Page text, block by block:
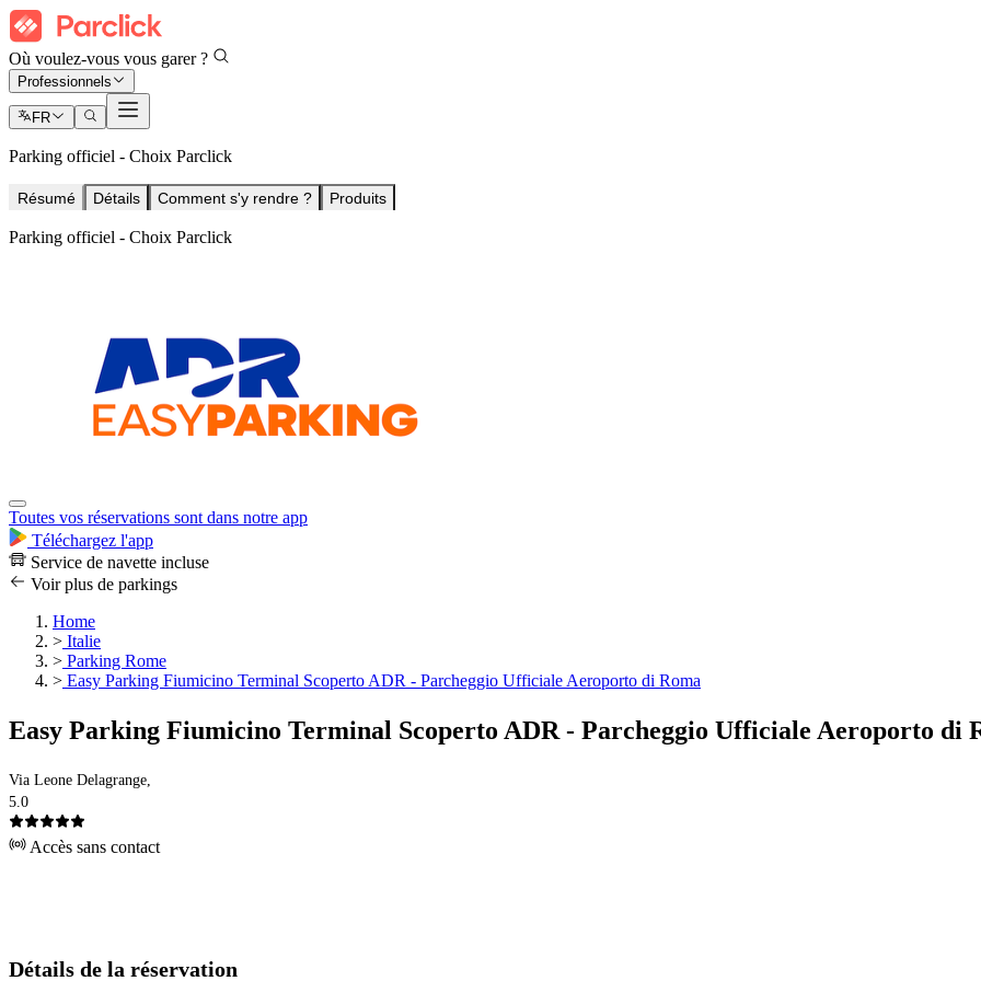
Où voulez-vous vous garer ?
Professionnels
FR
Parking officiel - Choix Parclick
Résumé Détails Comment s'y rendre ? Produits
Parking officiel - Choix Parclick
Toutes vos réservations sont dans notre app
Téléchargez l'app
Service de navette incluse
Voir plus de parkings
Home
> Italie
> Parking Rome
> Easy Parking Fiumicino Terminal Scoperto ADR - Parcheggio Ufficiale Aeroporto di Roma
Easy Parking Fiumicino Terminal Scoperto ADR - Parcheggio Ufficiale Aeroporto di
Via Leone Delagrange,
5.0
Accès sans contact
Détails de la réservation